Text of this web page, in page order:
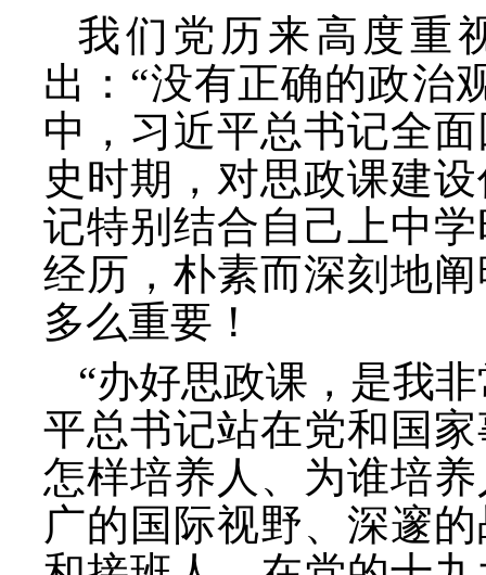
我们党历来高度重
出： “没有正确的政治
中，习近平总书记全
史时期，对思政课建
记特别结合自己上中
经历，朴素而深刻地
多么重要！
“办好思政课，是我
平总书记站在党和国
怎样培养人、为谁培
广的国际视野、深邃